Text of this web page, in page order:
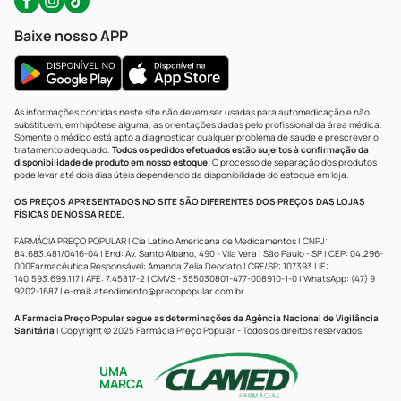
Baixe nosso APP
As informações contidas neste site não devem ser usadas para automedicação e não
substituem, em hipótese alguma, as orientações dadas pelo profissional da área médica.
Somente o médico está apto a diagnosticar qualquer problema de saúde e prescrever o
tratamento adequado. Todos os pedidos efetuados estão sujeitos à confirmação da
disponibilidade de produto em nosso estoque.O processo de separação dos produtos
pode levar até dois dias úteis dependendo da disponibilidade do estoque em loja.
OS PREÇOS APRESENTADOS NO SITE SÃO DIFERENTES DOS PREÇOS DAS LOJAS
FÍSICAS DE NOSSA REDE.
FARMÁCIA PREÇO POPULAR | Cia Latino Americana de Medicamentos | CNPJ:
84.683.481/0416-04 | End: Av. Santo Albano, 490 - Vila Vera | São Paulo - SP | CEP: 04.296-
000Farmacêutica Responsável: Amanda Zelia Deodato | CRF/SP: 107393 | IE:
140.593.699.117 | AFE: 7.45817-2 | CMVS - 355030801-477-008910-1-0 | WhatsApp: (47) 9
9202-1687 | e-mail: atendimento@precopopular.com.br.
A Farmácia Preço Popular segue as determinações da Agência Nacional de Vigilância
Sanitária | Copyright © 2025 Farmácia Preço Popular - Todos os direitos reservados.
UMA
MARCA